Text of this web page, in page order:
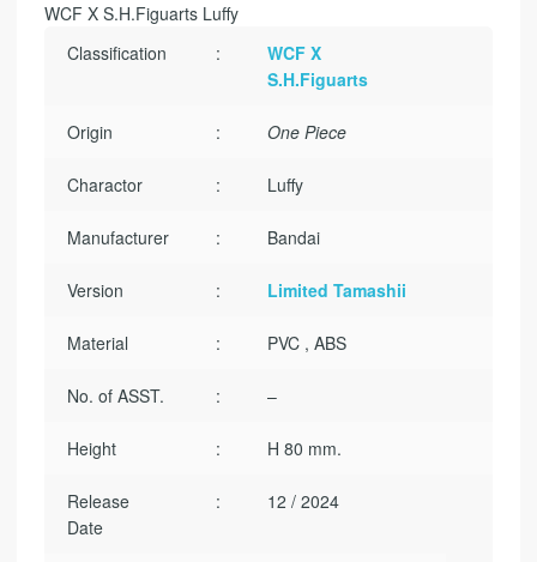
WCF X S.H.Figuarts Luffy
Classification
:
WCF X
S.H.Figuarts
Origin : One Piece
Charactor : Luffy
Manufacturer : Bandai
Version : Limited Tamashii
Material : PVC , ABS
No. of ASST. : –
Height : H 80 mm.
Release
Date
: 12 / 2024